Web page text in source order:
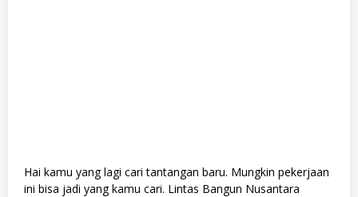
Hai kamu yang lagi cari tantangan baru. Mungkin pekerjaan
ini bisa jadi yang kamu cari. Lintas Bangun Nusantara